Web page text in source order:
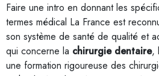
Faire une intro en donnant les
termes médical La France est
son système de santé de qualité et
qui concerne la chirurgie dentaire,
une formation rigoureuse des